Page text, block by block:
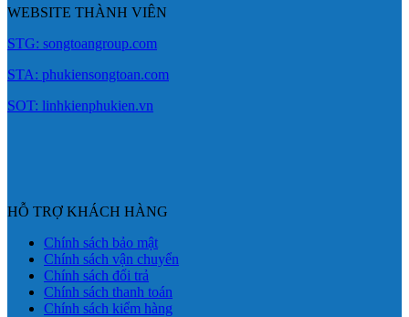
WEBSITE THÀNH VIÊN
STG: songtoangroup.com
STA: phukiensongtoan.com
SOT: linhkienphukien.vn
HỖ TRỢ KHÁCH HÀNG
Chính sách bảo mật
Chính sách vận chuyển
Chính sách đổi trả
Chính sách thanh toán
Chính sách kiểm hàng